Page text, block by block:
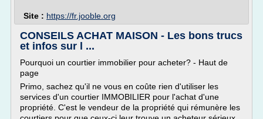
Site : https://fr.jooble.org
CONSEILS ACHAT MAISON - Les bons trucs
et infos sur l ...
Pourquoi un courtier immobilier pour acheter? - Haut de
page
Primo, sachez qu'il ne vous en coûte rien d'utiliser les
services d'un courtier IMMOBILIER pour l'achat d'une
propriété. C'est le vendeur de la propriété qui rémunère les